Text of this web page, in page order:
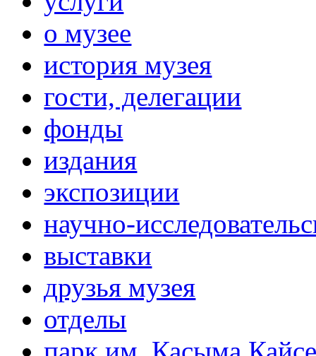
о музее
история музея
гости, делегации
фонды
издания
экспозиции
научно-
выставки
друзья музея
отделы